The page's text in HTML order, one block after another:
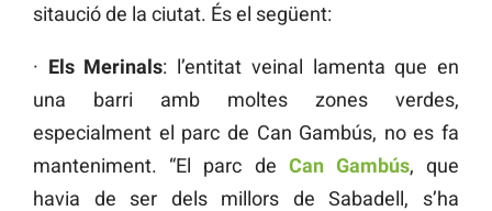
sitaució de la ciutat. És el següent:
· Els Merinals: l’entitat veinal lamenta que en
una barri amb moltes zones verdes,
especialment el parc de Can Gambús, no es fa
manteniment. “El parc de Can Gambús, que
havia de ser dels millors de Sabadell, s’ha